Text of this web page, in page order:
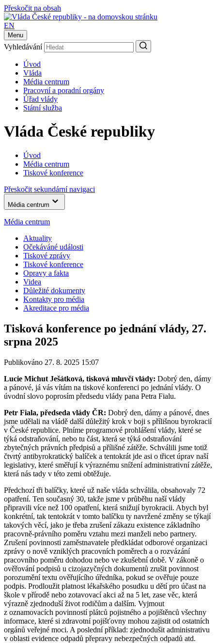
Přeskočit na obsah
EN
Menu
Vyhledávání
Úvod
Vláda
Média centrum
Pracovní a poradní orgány
Úřad vlády
Státní služba
Vláda České republiky
Úvod
Média centrum
Tiskové konference
Přeskočit sekundární navigaci
Média centrum
Média centrum
Aktuality
Očekáváné události
Tiskové zprávy
Tiskové konference
Opravy a fakta
Videa
Důležité dokumenty
Kontakty pro média
Akreditace pro média
Tisková konference po jednání vlády, 27.
srpna 2025
Publikováno 27. 8. 2025 15:07
Lucie Michut Ješátková, tisková mluvčí vlády: Dobrý den, dámy
a pánové, já vás vítám na tiskové konferenci po jednání vlády. O
úvodní slovo poprosím předsedu vlády pana Petra Fialu.
Petr Fiala, předseda vlády ČR: Dobrý den, dámy a pánové, dnes
jsme udělali na vládě další důležitý krok v boji s přílišnou byrokracií
v České republice. Plníme programové prohlášení vlády, které se
týká odstraňování, nebo tu část, která se týká odstraňování
zbytečných právních předpisů a přílišné zátěže. Schválili jsme totiž
čtvrtý antibyrokratický balíček a tentokrát jde asi o třicet úprav naší
legislativy, které směřují k výraznému snížení administrativní zátěže,
která nás tady v této zemi obtěžuje.
Předchozí tři balíčky, které už naše vláda schválila, obsahovaly 72
opatření. Ten současný 30, takže jsme v průběhu naší vlády
připravili více než 100 opatření, která snižují byrokracii. Abych byl
konkrétní, tak tentokrát v tomto balíčku ty navržené změny se týkají
takových věcí, jako je třeba zrušení zákazu existence základního
pracovně-právního poměru vztahu mezi manželi nebo partnery.
Zrušení povinnosti zaměstnavatele předkládat odborové organizaci
zprávy o nově vzniklých pracovních poměrech a o rozvázání
pracovního poměru dohodou nebo ve zkušební době. V zákoně o
ověřování podpisů u cizojazyčných dokumentů zrušit povinnost
porozumění textu ověřujícího úředníka, pokud se ověřuje pouze
podpis. Prodloužit platnost lékařského posudku u dětí pro účast na
škole v přírodě nebo zotavovací akci až na 5 let, zase věc, která
výrazně zjednoduší život rodičům a dalším. Vyjmout
z oznamovacích povinností plátců pojistného a pojištěnců všechny
informace, které si zdravotní pojišťovny mohou zajistit od ostatních
orgánů veřejné moci. A poslední příklad: zjednodušit administrativu
v oblasti evidence odpadů přepravy nebezpečných odpadů atd.